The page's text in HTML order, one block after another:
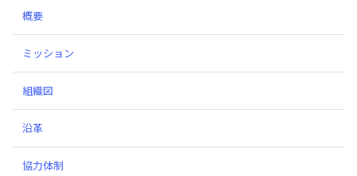
概要
ミッション
組織図
沿革
協力体制